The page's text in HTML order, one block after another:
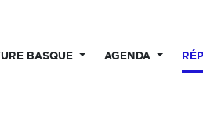
BASQUE AGENDA